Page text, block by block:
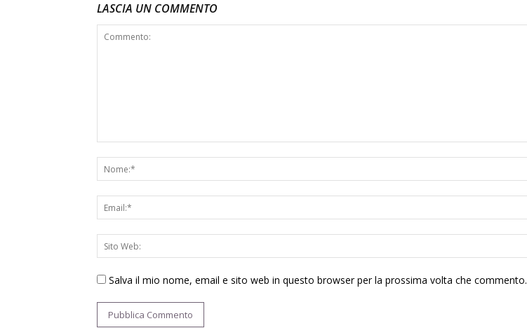
LASCIA UN COMMENTO
Salva il mio nome, email e sito web in questo browser per la prossima volta che commento.